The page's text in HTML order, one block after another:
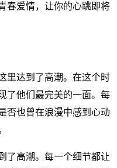
春爱情，让你的心跳即将
里达到了高潮。在这个时
了他们最完美的一面。每
否也曾在浪漫中感到心动
了高潮。每一个细节都让